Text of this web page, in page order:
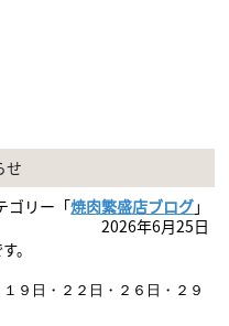
せ
ゴリー「焼肉繁盛店ブログ」
2026年6月25日
。
９ 日・２２日・２６日・２９